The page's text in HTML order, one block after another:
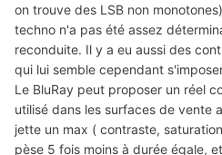
on trouve des LSB non
techno n'a pas été assez
reconduite. Il y a eu aussi des
qui lui semble cependant
Le BluRay peut proposer un réel
utilisé dans les surfaces de vente
jette un max ( contraste,
pèse 5 fois moins à durée égale,